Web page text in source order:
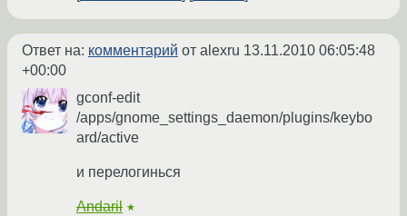
Ответ на: комментарий от alexru 13.11.2010 06:05:48
+00:00
gconf-edit
/apps/gnome_settings_daemon/plugins/keybo
ard/active
и перелогинься
Andaril ★